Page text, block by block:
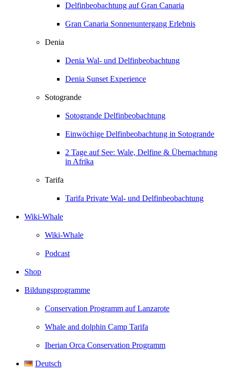
Delfinbeobachtung auf Gran Canaria
Gran Canaria Sonnenuntergang Erlebnis
Denia
Denia Wal- und Delfinbeobachtung
Denia Sunset Experience
Sotogrande
Sotogrande Delfinbeobachtung
Einwöchige Delfinbeobachtung in Sotogrande
2 Tage auf See: Wale, Delfine & Übernachtung
in Afrika
Tarifa
Tarifa Private Wal- und Delfinbeobachtung
Wiki-Whale
Wiki-Whale
Podcast
Shop
Bildungsprogramme
Conservation Programm auf Lanzarote
Whale and dolphin Camp Tarifa
Iberian Orca Conservation Programm
Deutsch